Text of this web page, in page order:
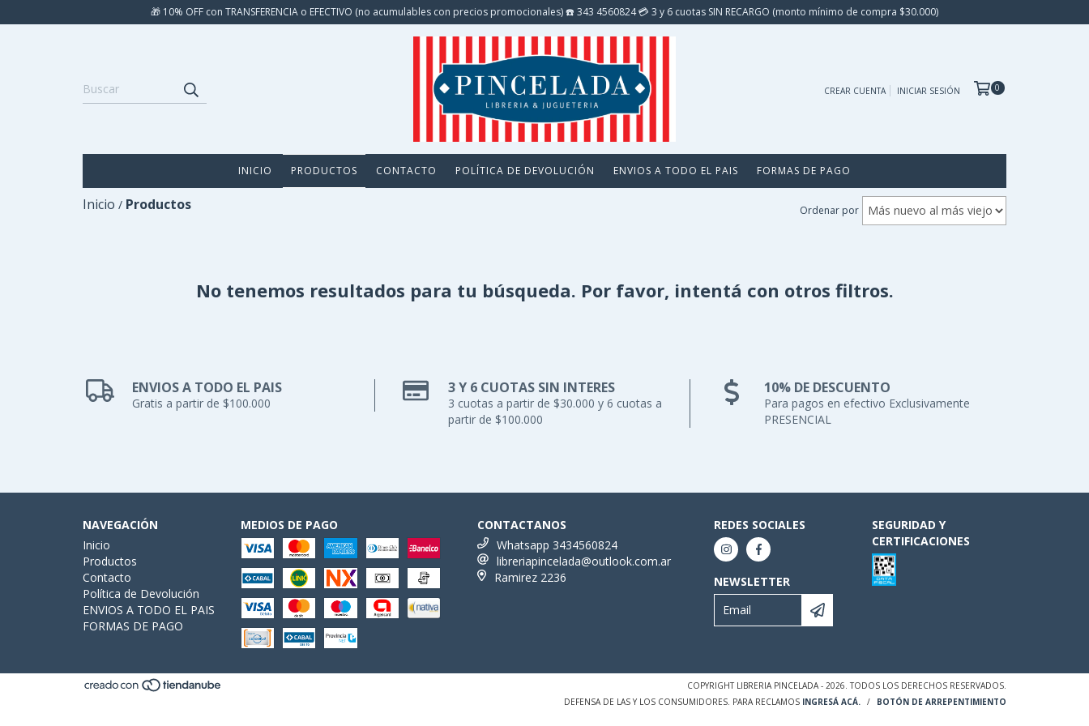
🎁 10% OFF con TRANSFERENCIA o EFECTIVO (no acumulables con precios promocionales) ☎️ 343 4560824 💳 3 y 6 cuotas SIN RECARGO (monto mínimo de compra $30.000)
CREAR CUENTA INICIAR SESIÓN 0
INICIO PRODUCTOS CONTACTO POLÍTICA DE DEVOLUCIÓN ENVIOS A TODO EL PAIS FORMAS DE PAGO
Inicio / Productos Ordenar por
No tenemos resultados para tu búsqueda. Por favor, intentá con otros filtros.
ENVIOS A TODO EL PAIS
Gratis a partir de $100.000
3 Y 6 CUOTAS SIN INTERES
3 cuotas a partir de $30.000 y 6 cuotas a
partir de $100.000
10% DE DESCUENTO
Para pagos en efectivo Exclusivamente
PRESENCIAL
NAVEGACIÓN
Inicio
Productos
Contacto
Política de Devolución
ENVIOS A TODO EL PAIS
FORMAS DE PAGO
MEDIOS DE PAGO
CONTACTANOS
Whatsapp 3434560824
libreriapincelada@outlook.com.ar
Ramirez 2236
REDES SOCIALES
NEWSLETTER
SEGURIDAD Y
CERTIFICACIONES
COPYRIGHT LIBRERIA PINCELADA - 2026. TODOS LOS DERECHOS RESERVADOS.
DEFENSA DE LAS Y LOS CONSUMIDORES. PARA RECLAMOS INGRESÁ ACÁ. / BOTÓN DE ARREPENTIMIENTO